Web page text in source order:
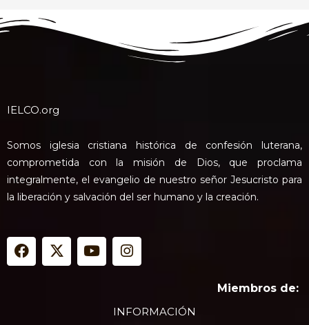
IELCO.org
Somos iglesia cristiana histórica de confesión luterana,
comprometida con la misión de Dios, que proclama
integralmente, el evangelio de nuestro señor Jesucristo para
la liberación y salvación del ser humano y la creación.
F
a
X
-
Y
o
I
n
g
Miembros de:
INFORMACIÓN